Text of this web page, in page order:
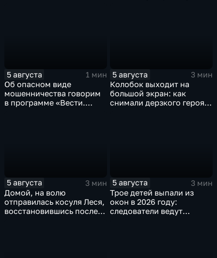
5 августа
1 мин
Об опасном виде
мошенничества говорим
в программе «Вести.
5 августа
3 мин
Колобок выходит на
большой экран: как
снимали дерзкого героя
5 августа
3 мин
Домой, на волю
отправилась косуля Леся,
восстановившись после
5 августа
3 мин
Трое детей выпали из
окон в 2026 году:
следователи ведут